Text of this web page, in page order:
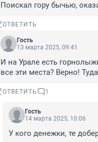
Поискал гору бычью,
ОТВЕТИТЬ
Гость
13 марта 2025, 09:41
И на Урале есть
все эти места? Верно!
ОТВЕТИТЬ 1
Гость
14 марта 2025, 10:06
У кого денежки, те